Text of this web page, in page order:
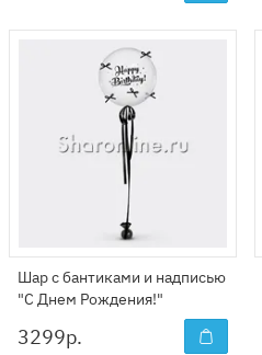
Шар с бантиками и надписью
"С Днем Рождения!"
3299р.